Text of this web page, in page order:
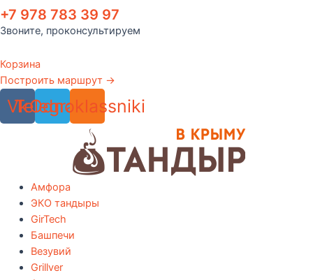
+7 978 783 39 97
Звоните, проконсультируем
Корзина
Построить маршрут →
Vk
Telegram
Odnoklassniki
Амфора
ЭКО тандыры
GirTech
Башпечи
Везувий
Grillver